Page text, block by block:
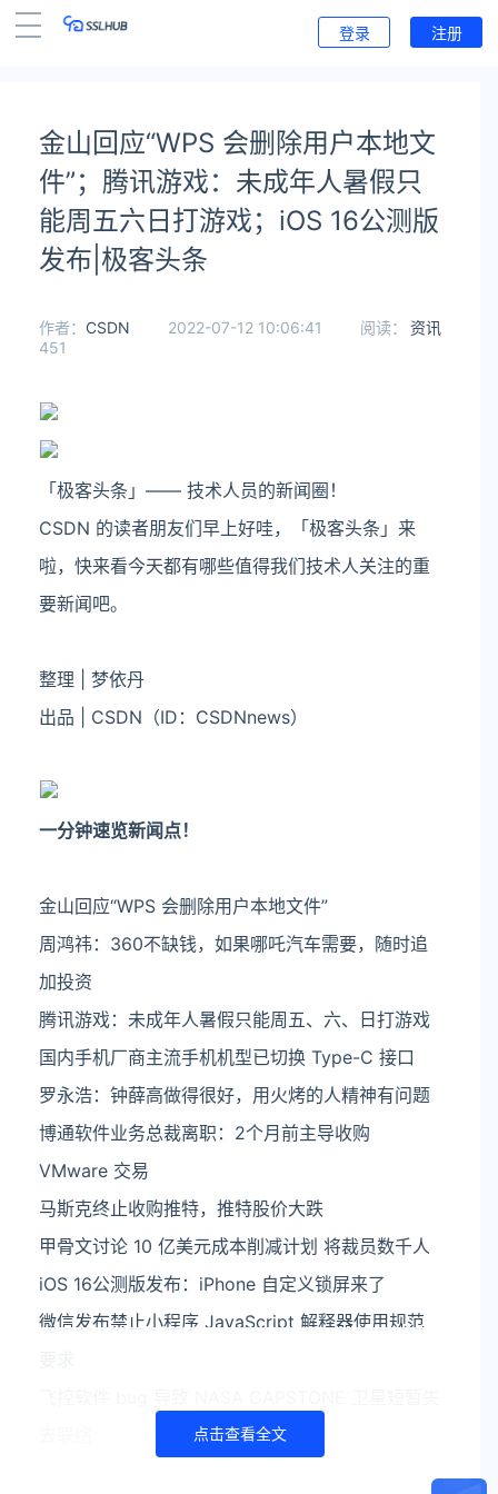
登录 注册
金山回应“WPS 会删除用户本地文
件”；腾讯游戏：未成年人暑假只
能周五六日打游戏；iOS 16公测版
发布|极客头条
资讯
作者： CSDN 2022-07-12 10:06:41
阅读：
451
「极客头条」—— 技术人员的新闻圈！
CSDN 的读者朋友们早上好哇，「极客头条」来
啦，快来看今天都有哪些值得我们技术人关注的重
要新闻吧。
整理 | 梦依丹
出品 | CSDN（ID：CSDNnews）
一分钟速览新闻点！
金山回应“WPS 会删除用户本地文件”
周鸿祎：360不缺钱，如果哪吒汽车需要，随时追
加投资
腾讯游戏：未成年人暑假只能周五、六、日打游戏
国内手机厂商主流手机机型已切换 Type-C 接口
罗永浩：钟薛高做得很好，用火烤的人精神有问题
博通软件业务总裁离职：2个月前主导收购
VMware 交易
马斯克终止收购推特，推特股价大跌
甲骨文讨论 10 亿美元成本削减计划 将裁员数千人
iOS 16公测版发布：iPhone 自定义锁屏来了
微信发布禁止小程序 JavaScript 解释器使用规范
点击查看全文